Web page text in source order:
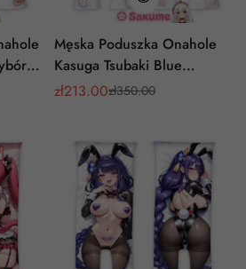
Męska Poduszka Onahole
Kasuga Tsubaki Blue
Archive Rozkładane Nogi
Cena
zł213.00
Cena
zł350.00